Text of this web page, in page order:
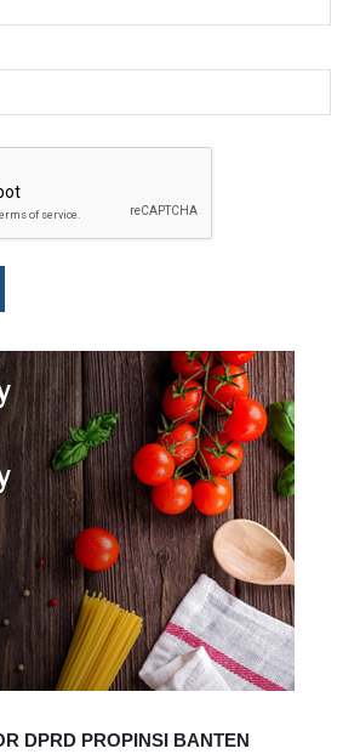
DPRD PROPINSI BANTEN